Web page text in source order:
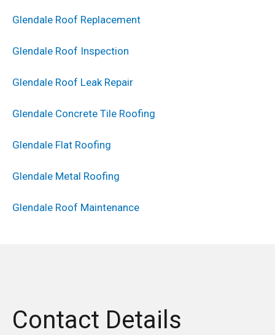
Glendale Roof Replacement
Glendale Roof Inspection
Glendale Roof Leak Repair
Glendale Concrete Tile Roofing
Glendale Flat Roofing
Glendale Metal Roofing
Glendale Roof Maintenance
Contact Details